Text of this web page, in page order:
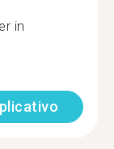
in